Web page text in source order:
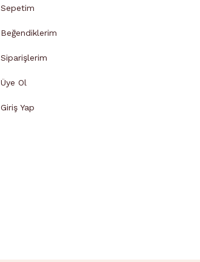
Sepetim
Beğendiklerim
Siparişlerim
Üye Ol
Giriş Yap